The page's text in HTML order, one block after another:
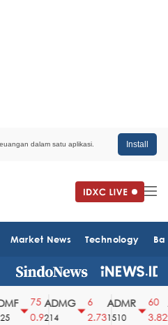
dalam satu aplikasi. Install
Market News Technology
75
0.9
ADMG
214
2.73
ADMR
1510
60
3.82